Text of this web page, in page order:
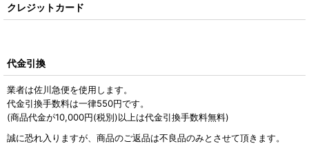
クレジットカード
代金引換
業者は佐川急便を使用します。
代金引換手数料は一律550円です。
(商品代金が10,000円(税別)以上は代金引換手数料無料)
誠に恐れ入りますが、商品のご返品は不良品のみとさせて頂きます。